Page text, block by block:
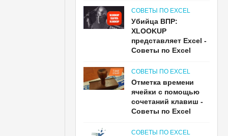
СОВЕТЫ ПО EXCEL
Убийца ВПР:
XLOOKUP
представляет Excel -
Советы по Excel
СОВЕТЫ ПО EXCEL
Отметка времени
ячейки с помощью
сочетаний клавиш -
Советы по Excel
СОВЕТЫ ПО EXCEL